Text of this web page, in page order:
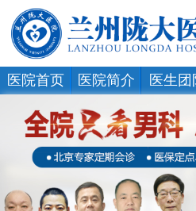
医院首页 医院简介 医生团